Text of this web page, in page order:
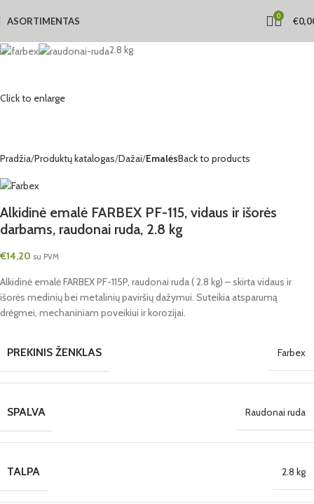
ASORTIMENTAS 0 €
2.8 kg
Click to enlarge
Pradžia Produktų katalogas Dažai EmalėsBack to products
Alkidinė emalė FARBEX PF-115, vidaus ir išorės
darbams, raudonai ruda, 2.8 kg
€14,20 su PVM
Alkidinė emalė FARBEX PF-115P, raudonai ruda ( 2.8 kg) – skirta vidaus ir
išorės medinių bei metalinių paviršių dažymui. Suteikia atsparumą
drėgmei, mechaniniam poveikiui ir korozijai.
PREKINIS ŽENKLAS Farbex
SPALVA Raudonai ruda
TALPA 2.8 kg